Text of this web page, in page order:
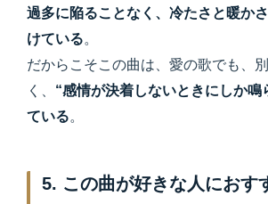
過多に陥ることなく、冷たさと暖か
けている。
だからこそこの曲は、愛の歌でも、
く、 “感情が決着しないときにしか鳴
ている。
5. この曲が好きな人におす